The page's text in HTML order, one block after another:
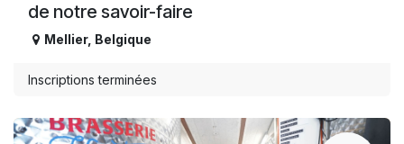
de notre savoir-faire
Mellier, Belgique
Inscriptions terminées